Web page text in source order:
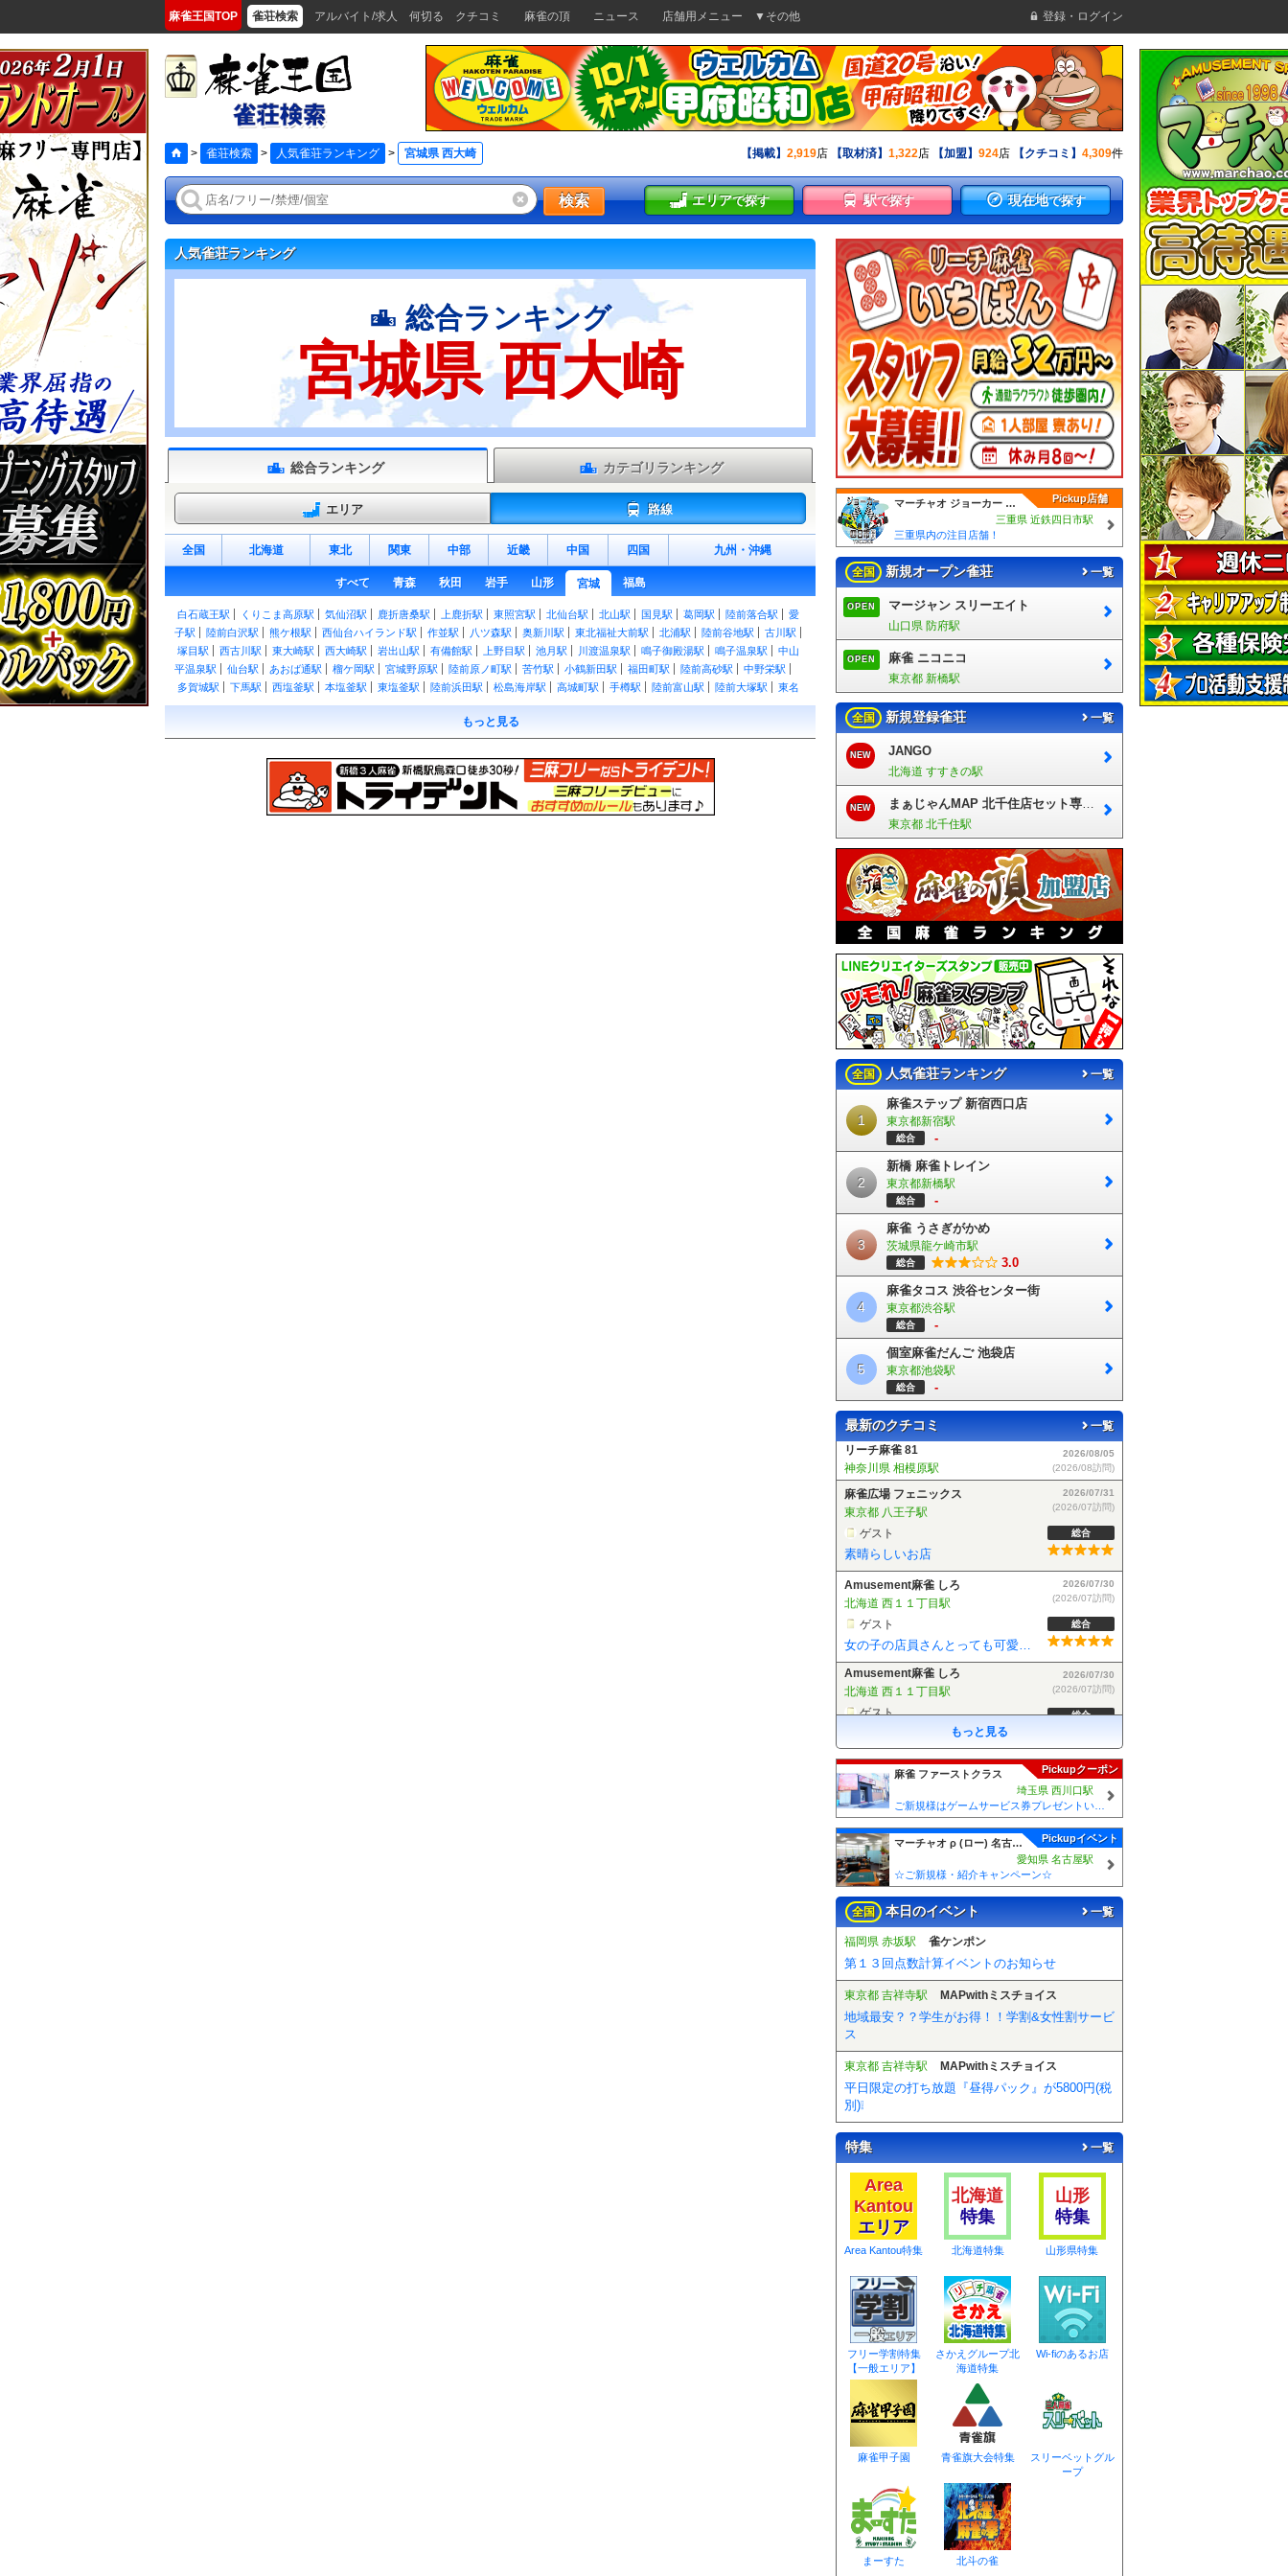
麻雀王国TOP 雀荘検索 アルバイト/求人 何切る クチコミ 麻雀の頂 ニュース 店舗用メニュー ▼その他 登録・ログイン
> 雀荘検索 > 人気雀荘ランキング > 宮城県 西大崎 【掲載】 2,919店 【取材済】 1,322店 【加盟】 924店 【クチコミ】 4,309件
検索 エリアで探す 駅で探す 現在地で探す
人気雀荘ランキング
総合ランキング
宮城県 西大崎
総合ランキング カテゴリランキング
エリア 路線
全国 北海道 東北 関東 中部 近畿 中国 四国 九州 ・ 沖縄
すべて 青森 秋田 岩手 山形 宮城 福島
白石蔵王駅 くりこま高原駅 気仙沼駅 鹿折唐桑駅 上鹿折駅 東照宮駅 北仙台駅 北山駅 国見駅 葛岡駅 陸前落合駅
愛
子駅
陸前白沢駅 熊ケ根駅 西仙台ハイランド駅 作並駅 八ツ森駅 奥新川駅 東北福祉大前駅 北浦駅 陸前谷地駅
古川駅
塚目駅
西古川駅 東大崎駅 西大崎駅 岩出山駅 有備館駅 上野目駅 池月駅 川渡温泉駅 鳴子御殿湯駅 鳴子温泉駅
中山
平温泉駅
仙台駅 あおば通駅 榴ケ岡駅 宮城野原駅 陸前原ノ町駅 苦竹駅 小鶴新田駅 福田町駅 陸前高砂駅
中野栄駅
多賀城駅
下馬駅 西塩釜駅 本塩釜駅 東塩釜駅 陸前浜田駅 松島海岸駅 高城町駅 手樽駅 陸前富山駅 陸前大塚駅
東名
駅
野蒜駅 陸前小野駅 鹿妻駅 矢本駅 東矢本駅 陸前赤井駅 蛇田駅 陸前山下駅 石巻駅 上涌谷駅 涌谷駅
前谷地駅
万石浦駅 沢田駅
駅
柳津駅 陸前横山駅 陸前戸倉駅 志津川駅 清水浜駅 歌津駅 陸前港駅 蔵内駅 陸前小泉駅 本吉駅 小金沢駅
大谷海
最知駅 松岩駅 南気仙沼駅 不動の沢駅 坂元駅 山下駅 浜吉田駅 亘理駅 逢隈駅 越河駅
大河原駅 船岡駅 槻木駅 岩沼駅 館腰駅 名取駅 南仙台駅 太子堂駅 長町駅 仙台駅
利府駅 陸前山王駅 国府多賀城駅 塩釜駅 松島駅 愛宕駅 品井沼駅 鹿島台駅 松山町駅
新田駅 石越駅 有壁駅 荒町駅 若柳駅 谷地畑駅 大岡小前駅 大岡駅 沢辺駅 津久毛駅
もっと見る
Pickup店舗
マーチャオ ジョーカー 四日市店
三重県 近鉄四日市駅
三重県内の注目店舗！
全国 新規オープン雀荘 一覧
OPEN マージャン スリーエイト
山口県 防府駅
OPEN 麻雀 ニコニコ
東京都 新橋駅
全国 新規登録雀荘 一覧
NEW JANGO
北海道 すすきの駅
NEW まぁじゃんMAP 北千住店セット専門フロア
東京都 北千住駅
全国 人気雀荘ランキング 一覧
1
麻雀ステップ 新宿西口店
東京都新宿駅
総合 -
2
新橋 麻雀トレイン
東京都新橋駅
総合 -
3
麻雀 うさぎがかめ
茨城県龍ケ崎市駅
総合 3.0
4
麻雀タコス 渋谷センター街
東京都渋谷駅
総合 -
5
個室麻雀だんご 池袋店
東京都池袋駅
総合 -
最新のクチコミ 一覧
麻雀広場 フェニックス
東京都 八王子駅
ゲスト
2026/07/31
(2026/07訪問)
総合
素晴らしいお店
Amusement麻雀 しろ
北海道 西１１丁目駅
ゲスト
2026/07/30
(2026/07訪問)
総合
Amusement麻雀 しろ
北海道 西１１丁目駅
ゲスト
2026/07/30
(2026/07訪問)
総合
女の子が可愛かった
もっと見る
Pickupクーポン
麻雀 ファーストクラス
埼玉県 西川口駅
Pickupイベント
愛知県 名古屋駅
☆ご新規様・紹介キャンペーン☆
全国 本日のイベント 一覧
福岡県 赤坂駅 雀ケンポン
第１３回点数計算イベントのお知らせ
東京都 吉祥寺駅 MAPwithミスチョイス
地域最安？？学生がお得！！学割&女性割サービ
ス
東京都 吉祥寺駅 MAPwithミスチョイス
平日限定の打ち放題『昼得パック』が5800円(税
別)❕
特集 一覧
Area
Kantou
エリア
Area Kantou特集
北海道
特集
北海道特集
山形
特集
山形県特集
フリー学割特集
【一般エリア】
さかえグループ北
海道特集
Wi-fiのあるお店
麻雀甲子園 青雀旗大会特集
スリーベットグル
ープ
まーすた 北斗の雀